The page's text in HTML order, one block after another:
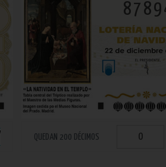
QUEDAN 200 DÉCIMOS